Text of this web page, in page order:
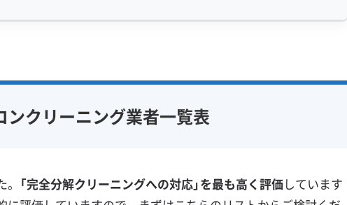
と、内部の熱交換器（アルミフィン）は結露で常に濡れた状態
とカビにとって絶好の栄養になります。その結果、カビは油と
すると、汚れの上に膜を張るだけなので、内部でカビがさら
付き
アフターフォロー
ギー対策
ハウスダスト除去
定額料金 複数台割引
初回割引
即日対応可能
防汚コーティング
クリーニング業者一覧表
「完全分解クリーニングへの対応」を最も高く評価しています